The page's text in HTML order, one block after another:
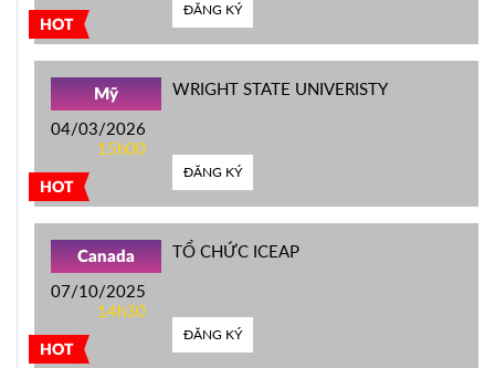
HOT
ĐĂNG KÝ
HOT
Mỹ
04/03/2026
15h00
WRIGHT STATE UNIVERISTY
ĐĂNG KÝ
HOT
Canada
07/10/2025
14h30
TỔ CHỨC ICEAP
ĐĂNG KÝ